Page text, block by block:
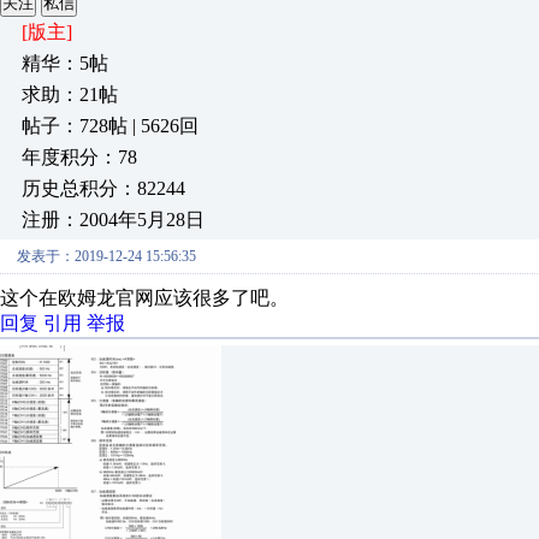
[版主]
精华：5帖
求助：21帖
帖子：728帖 | 5626回
年度积分：78
历史总积分：82244
注册：2004年5月28日
发表于：2019-12-24 15:56:35
这个在欧姆龙官网应该很多了吧。
回复 引用 举报